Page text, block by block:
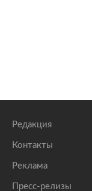
Редакция
Контакты
Реклама
Пресс-релизы